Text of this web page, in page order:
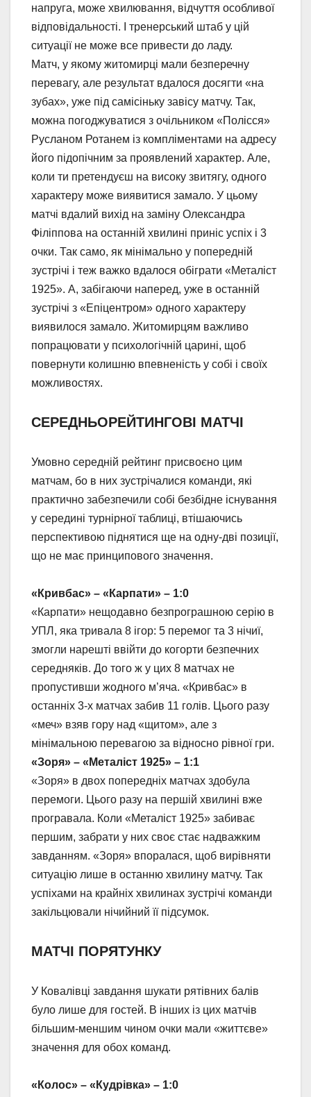
напруга, може хвилювання, відчуття особливої
відповідальності. І тренерський штаб у цій
ситуації не може все привести до ладу.
Матч, у якому житомирці мали безперечну
перевагу, але результат вдалося досягти «на
зубах», уже під самісіньку завісу матчу. Так,
можна погоджуватися з очільником «Полісся»
Русланом Ротанем із компліментами на адресу
його підопічним за проявлений характер. Але,
коли ти претендуєш на високу звитягу, одного
характеру може виявитися замало. У цьому
матчі вдалий вихід на заміну Олександра
Філіппова на останній хвилині приніс успіх і 3
очки. Так само, як мінімально у попередній
зустрічі і теж важко вдалося обіграти «Металіст
1925». А, забігаючи наперед, уже в останній
зустрічі з «Епіцентром» одного характеру
виявилося замало. Житомирцям важливо
попрацювати у психологічній царині, щоб
повернути колишню впевненість у собі і своїх
можливостях.
СЕРЕДНЬОРЕЙТИНГОВІ МАТЧІ
Умовно середній рейтинг присвоєно цим
матчам, бо в них зустрічалися команди, які
практично забезпечили собі безбідне існування
у середині турнірної таблиці, втішаючись
перспективою піднятися ще на одну-дві позиції,
що не має принципового значення.
«Кривбас» – «Карпати» – 1:0
«Карпати» нещодавно безпрограшною серію в
УПЛ, яка тривала 8 ігор: 5 перемог та 3 нічиї,
змогли нарешті ввійти до когорти безпечних
середняків. До того ж у цих 8 матчах не
пропустивши жодного м’яча. «Кривбас» в
останніх 3-х матчах забив 11 голів. Цього разу
«меч» взяв гору над «щитом», але з
мінімальною перевагою за відносно рівної гри.
«Зоря» – «Металіст 1925» – 1:1
«Зоря» в двох попередніх матчах здобула
перемоги. Цього разу на першій хвилині вже
програвала. Коли «Металіст 1925» забиває
першим, забрати у них своє стає надважким
завданням. «Зоря» впоралася, щоб вирівняти
ситуацію лише в останню хвилину матчу. Так
успіхами на крайніх хвилинах зустрічі команди
закільцювали нічийний її підсумок.
МАТЧІ ПОРЯТУНКУ
У Ковалівці завдання шукати рятівних балів
було лише для гостей. В інших із цих матчів
більшим-меншим чином очки мали «життєве»
значення для обох команд.
«Колос» – «Кудрівка» – 1:0